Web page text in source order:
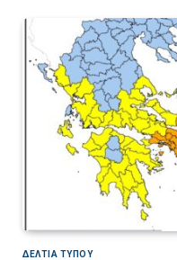
ΔΕΛΤΙΑ ΤΥΠΟΥ